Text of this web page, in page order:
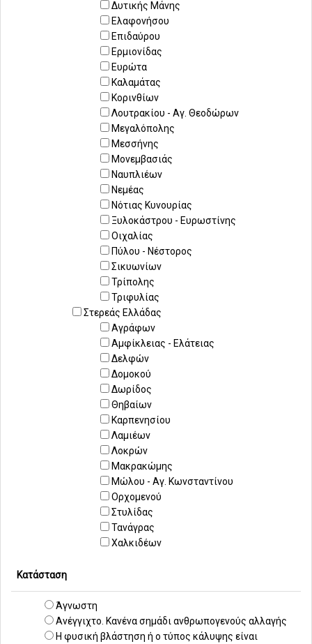
Δυτικής Μάνης
Ελαφονήσου
Επιδαύρου
Ερμιονίδας
Ευρώτα
Καλαμάτας
Κορινθίων
Λουτρακίου - Αγ. Θεοδώρων
Μεγαλόπολης
Μεσσήνης
Μονεμβασιάς
Ναυπλιέων
Νεμέας
Νότιας Κυνουρίας
Ξυλοκάστρου - Ευρωστίνης
Οιχαλίας
Πύλου - Νέστορος
Σικυωνίων
Τρίπολης
Τριφυλίας
Στερεάς Ελλάδας
Αγράφων
Αμφίκλειας - Ελάτειας
Δελφών
Δομοκού
Δωρίδος
Θηβαίων
Καρπενησίου
Λαμιέων
Λοκρών
Μακρακώμης
Μώλου - Αγ. Κωνσταντίνου
Ορχομενού
Στυλίδας
Τανάγρας
Χαλκιδέων
Κατάσταση
Άγνωστη
Ανέγγιχτο. Κανένα σημάδι ανθρωπογενούς αλλαγής
Η φυσική βλάστηση ή ο τύπος κάλυψης είναι